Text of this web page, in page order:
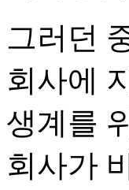
그러던
회사에
생계를
회사가